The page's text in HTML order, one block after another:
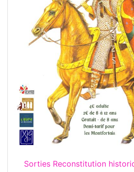
Sorties Reconstitution